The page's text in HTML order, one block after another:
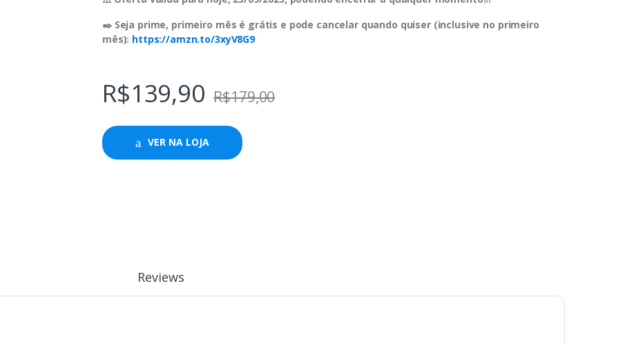
✒️ Seja prime, primeiro mês é grátis e pode cancelar quando quiser (inclusive no primeiro
mês): https://amzn.to/3xyV8G9
R$139,90 R$179,00
VER NA LOJA
Reviews